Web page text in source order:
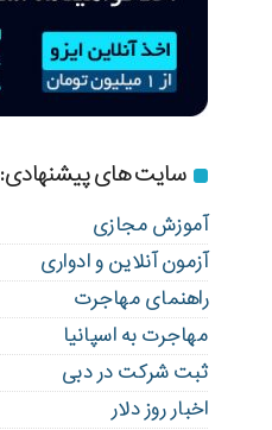
سایت های پیشنهادی:
آموزش مجازی
آزمون آنلاین و ادواری
راهنمای مهاجرت
مهاجرت به اسپانیا
ثبت شرکت در دبی
اخبار روز دلار